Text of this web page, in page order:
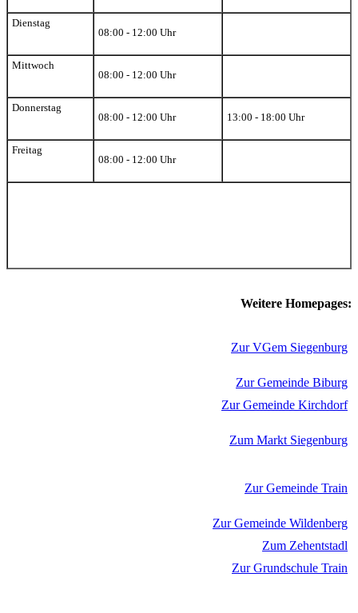
Dienstag
08:00 - 12:00 Uhr
Mittwoch
08:00 - 12:00 Uhr
Donnerstag
08:00 - 12:00 Uhr
13:00 - 18:00 Uhr
Freitag
08:00 - 12:00 Uhr
Weitere Homepages:
Zur VGem Siegenburg
Zur Gemeinde Biburg
Zur Gemeinde Kirchdorf
Zum Markt Siegenburg
Zur Gemeinde Train
Zur Gemeinde Wildenberg
Zum Zehentstadl
Zur Grundschule Train